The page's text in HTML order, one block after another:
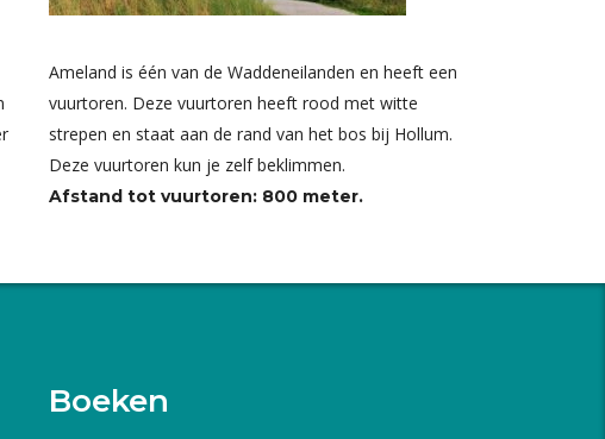
Ameland is één van de Waddeneilanden en heeft een
vuurtoren. Deze vuurtoren heeft rood met witte
strepen en staat aan de rand van het bos bij Hollum.
Deze vuurtoren kun je zelf beklimmen.
Afstand tot vuurtoren: 800 meter.
Boeken